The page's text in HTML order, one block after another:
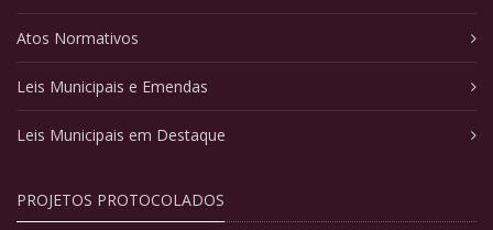
Atos Normativos
Leis Municipais e Emendas
Leis Municipais em Destaque
PROJETOS PROTOCOLADOS